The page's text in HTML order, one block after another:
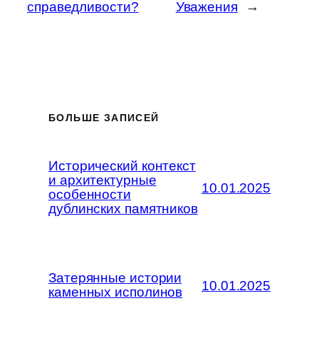
справедливости?
Уважения
→
БОЛЬШЕ ЗАПИСЕЙ
Исторический контекст
и архитектурные
особенности
дублинских памятников
10.01.2025
Затерянные истории
каменных исполинов
10.01.2025